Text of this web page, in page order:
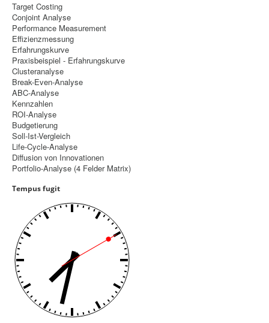
Datenschutz
Impressum
Home
Prognosen
Beratung
Management
Controlling
Balanced Scorecard
Benchmarking
Hoshin-Kanri
Kommunikation
Entscheidungsregeln
Aktuelle Seite:
Diffusion von Innovationen
Target Costing
Conjoint Analyse
Performance Measurement
Effizienzmessung
Erfahrungskurve
Praxisbeispiel - Erfahrungskurve
Clusteranalyse
Break-Even-Analyse
ABC-Analyse
Kennzahlen
ROI-Analyse
Budgetierung
Soll-Ist-Vergleich
Life-Cycle-Analyse
Diffusion von Innovationen
Portfolio-Analyse (4 Felder Matrix)
Tempus fugit